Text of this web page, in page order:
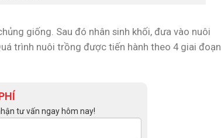
giống. Sau đó nhân sinh khối, đưa vào nuôi
trình nuôi trồng được tiến hành theo 4 giai đoạn
tư vấn ngay hôm nay!